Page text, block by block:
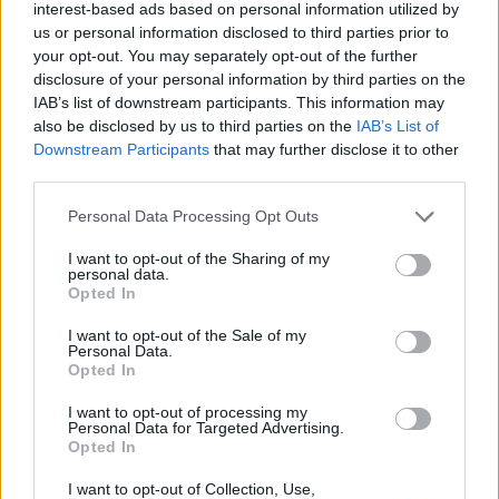
interest-based ads based on personal information utilized by
us or personal information disclosed to third parties prior to
your opt-out. You may separately opt-out of the further
disclosure of your personal information by third parties on the
IAB’s list of downstream participants. This information may
also be disclosed by us to third parties on the IAB’s List of
Downstream Participants that may further disclose it to other
Personal Data Processing Opt Outs
I want to opt-out of the Sharing of my
personal data.
Opted In
I want to opt-out of the Sale of my
Personal Data.
Opted In
I want to opt-out of processing my
Personal Data for Targeted Advertising.
Opted In
I want to opt-out of Collection, Use,
2026-08-06 KL. 08:39
Efter succén på hemma-
VM vill Linnea Stenson
lägga förväntningarna åt
sidan när världseliten
samlas i irländska Limerick
2026-08-06 KL. 08:37
äldre
Bottenplacering i ny